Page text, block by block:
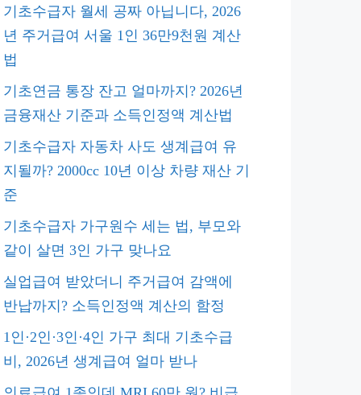
기초수급자 월세 공짜 아닙니다, 2026
년 주거급여 서울 1인 36만9천원 계산
법
기초연금 통장 잔고 얼마까지? 2026년
금융재산 기준과 소득인정액 계산법
기초수급자 자동차 사도 생계급여 유
지될까? 2000cc 10년 이상 차량 재산 기
준
기초수급자 가구원수 세는 법, 부모와
같이 살면 3인 가구 맞나요
실업급여 받았더니 주거급여 감액에
반납까지? 소득인정액 계산의 함정
1인·2인·3인·4인 가구 최대 기초수급
비, 2026년 생계급여 얼마 받나